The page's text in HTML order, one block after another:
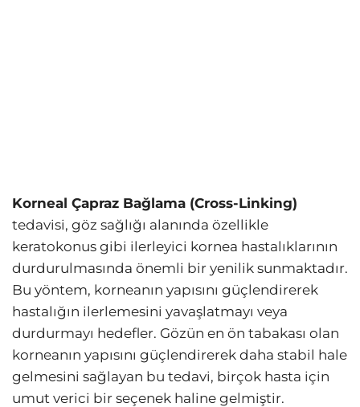
Korneal Çapraz Bağlama (Cross-Linking)
tedavisi, göz sağlığı alanında özellikle
keratokonus gibi ilerleyici kornea hastalıklarının
durdurulmasında önemli bir yenilik sunmaktadır.
Bu yöntem, korneanın yapısını güçlendirerek
hastalığın ilerlemesini yavaşlatmayı veya
durdurmayı hedefler. Gözün en ön tabakası olan
korneanın yapısını güçlendirerek daha stabil hale
gelmesini sağlayan bu tedavi, birçok hasta için
umut verici bir seçenek haline gelmiştir.